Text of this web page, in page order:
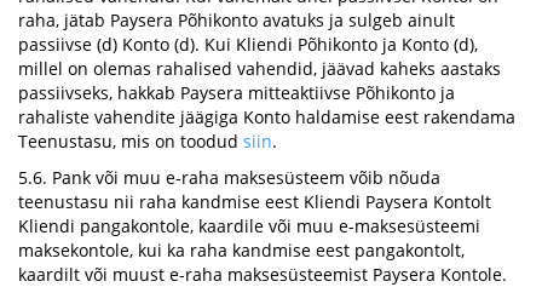
raha, jätab Paysera Põhikonto avatuks ja sulgeb ainult
passiivse (d) Konto (d). Kui Kliendi Põhikonto ja Konto (d),
millel on olemas rahalised vahendid, jäävad kaheks aastaks
passiivseks, hakkab Paysera mitteaktiivse Põhikonto ja
rahaliste vahendite jäägiga Konto haldamise eest rakendama
Teenustasu, mis on toodud siin.
5.6. Pank või muu e-raha maksesüsteem võib nõuda
teenustasu nii raha kandmise eest Kliendi Paysera Kontolt
Kliendi pangakontole, kaardile või muu e-maksesüsteemi
maksekontole, kui ka raha kandmise eest pangakontolt,
kaardilt või muust e-raha maksesüsteemist Paysera Kontole.